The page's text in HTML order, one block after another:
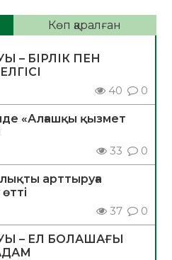
Көп қаралған
– БІРЛІК ПЕН
40 0
«Алғашқы қызмет
33 0
арттыруға
37 0
– ЕЛ БОЛАШАҒЫ